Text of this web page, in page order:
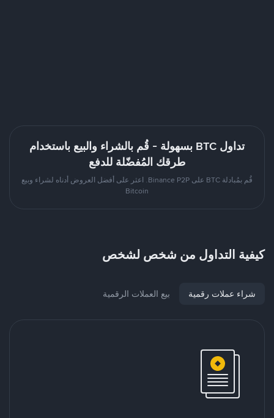
تداول BTC بسهولة - قُم بالشراء والبيع باستخدام
طرقك المُفضّلة للدفع
قُم بمُبادلة BTC على Binance P2P. اعثر على أفضل العروض أدناه لشراء وبيع
Bitcoin
كيفية التداول من شخص لشخص
شراء عملات رقمية بيع العملات الرقمية